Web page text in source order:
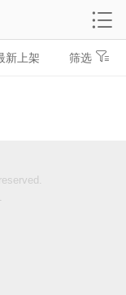
新上架 筛选